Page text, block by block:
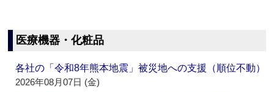
医療機器・化粧品
各社の「令和8年熊本地震」被災地への支援（順位不動）
2026年08月07日 (金)